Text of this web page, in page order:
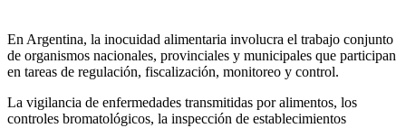
En Argentina, la inocuidad alimentaria involucra el trabajo conjunto
de organismos nacionales, provinciales y municipales que participan
en tareas de regulación, fiscalización, monitoreo y control.
La vigilancia de enfermedades transmitidas por alimentos, los
controles bromatológicos, la inspección de establecimientos